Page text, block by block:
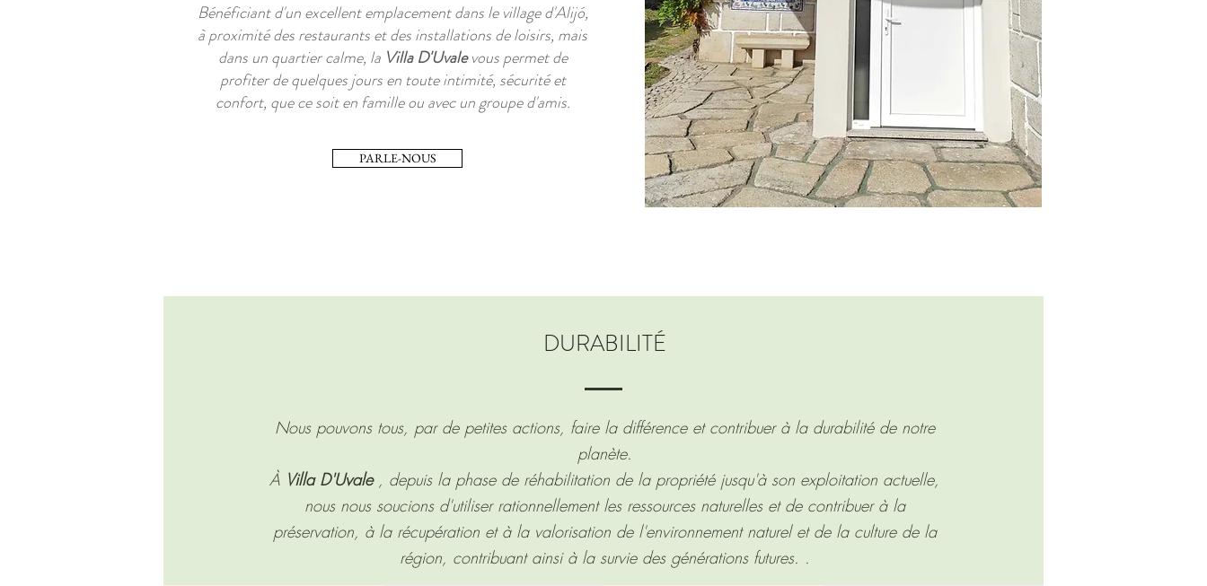
Bénéficiant d'un excellent emplacement dans le village d'Alijó,
à proximité des restaurants et des installations de loisirs, mais
dans un quartier calme, la Villa D'Uvalevous permet de
profiter de quelques jours en toute intimité, sécurité et
confort, que ce soit en famille ou avec un groupe d'amis.
PARLE-NOUS
DURABILITÉ
Nous pouvons tous, par de petites actions, faire la différence et contribuer à la durabilité de notre
planète.
À Villa D'Uvale, depuis la phase de réhabilitation de la propriété jusqu'à son exploitation actuelle,
nous nous soucions d'utiliser rationnellement les ressources naturelles et de contribuer à la
préservation, à la récupération et à la valorisation de l'environnement naturel et de la culture de la
région, contribuant ainsi à la survie des générations futures. .